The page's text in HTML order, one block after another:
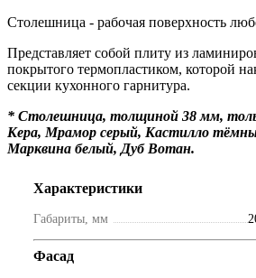
Столешница - рабочая поверхность
Представляет собой плиту из
покрытого термопластиком, которой
секции кухонного гарнитура.
* Столешница, толщиной 38 мм,
Кера, Мрамор серый, Кастилло
Марквина белый, Дуб Вотан.
Характеристики
Габариты, мм
Фасад